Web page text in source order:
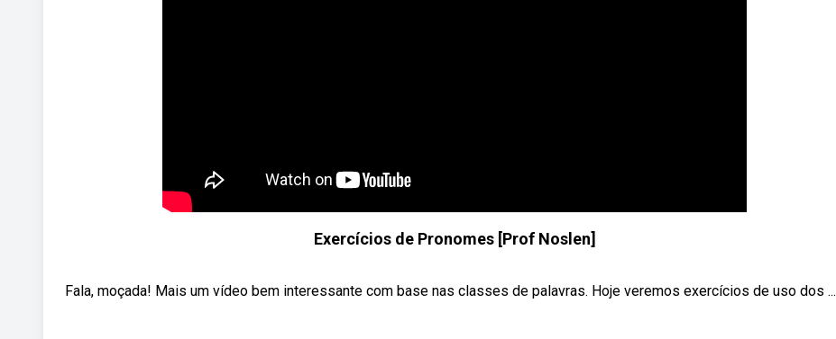
Exercícios de Pronomes [Prof Noslen]
Fala, moçada! Mais um vídeo bem interessante com base nas classes de palavras. Hoje veremos exercícios de uso dos ...